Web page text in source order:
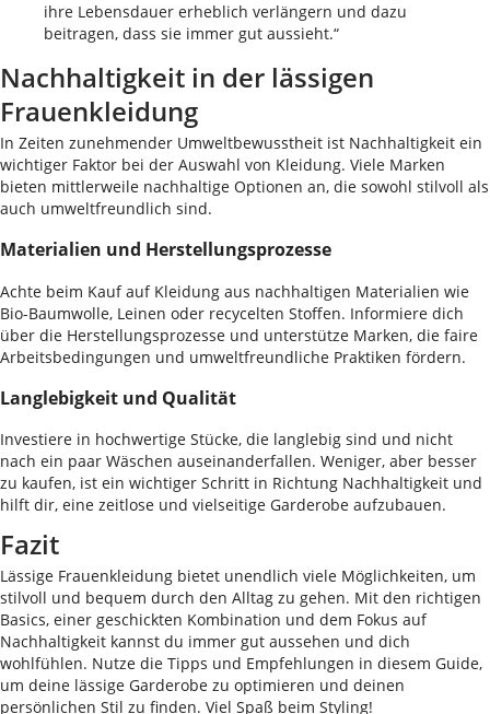
ihre Lebensdauer erheblich verlängern und dazu
beitragen, dass sie immer gut aussieht.“
Nachhaltigkeit in der lässigen
Frauenkleidung
In Zeiten zunehmender Umweltbewusstheit ist Nachhaltigkeit ein
wichtiger Faktor bei der Auswahl von Kleidung. Viele Marken
bieten mittlerweile nachhaltige Optionen an, die sowohl stilvoll als
auch umweltfreundlich sind.
Materialien und Herstellungsprozesse
Achte beim Kauf auf Kleidung aus nachhaltigen Materialien wie
Bio-Baumwolle, Leinen oder recycelten Stoffen. Informiere dich
über die Herstellungsprozesse und unterstütze Marken, die faire
Arbeitsbedingungen und umweltfreundliche Praktiken fördern.
Langlebigkeit und Qualität
Investiere in hochwertige Stücke, die langlebig sind und nicht
nach ein paar Wäschen auseinanderfallen. Weniger, aber besser
zu kaufen, ist ein wichtiger Schritt in Richtung Nachhaltigkeit und
hilft dir, eine zeitlose und vielseitige Garderobe aufzubauen.
Fazit
Lässige Frauenkleidung bietet unendlich viele Möglichkeiten, um
stilvoll und bequem durch den Alltag zu gehen. Mit den richtigen
Basics, einer geschickten Kombination und dem Fokus auf
Nachhaltigkeit kannst du immer gut aussehen und dich
wohlfühlen. Nutze die Tipps und Empfehlungen in diesem Guide,
um deine lässige Garderobe zu optimieren und deinen
persönlichen Stil zu finden. Viel Spaß beim Styling!